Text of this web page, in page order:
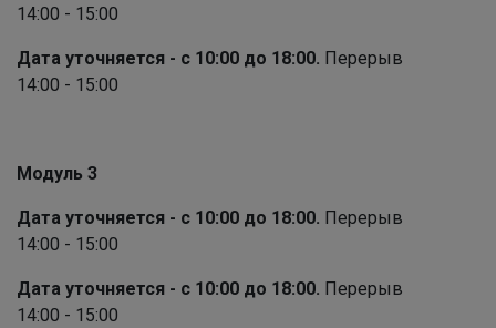
14:00 - 15:00
Дата уточняется - с 10:00 до 18:00. Перерыв
14:00 - 15:00
Модуль 3
Дата уточняется - с 10:00 до 18:00. Перерыв
14:00 - 15:00
Дата уточняется - с 10:00 до 18:00. Перерыв
14:00 - 15:00